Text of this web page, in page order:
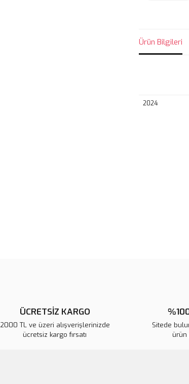
Ürün Bilgileri
2024
ÜCRETSİZ KARGO
2000 TL ve üzeri alışverişlerinizde
ücretsiz kargo fırsatı
Sitede
ürün